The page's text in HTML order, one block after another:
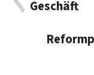
Geschäft